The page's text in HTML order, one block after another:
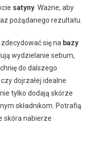
satyny. Ważne, aby
pożądanego rezultatu.
się na bazy
wydzielanie sebum,
do dalszego
dojrzałej idealne
tylko dodają skórze
składnikom. Potrafią
skóra nabierze